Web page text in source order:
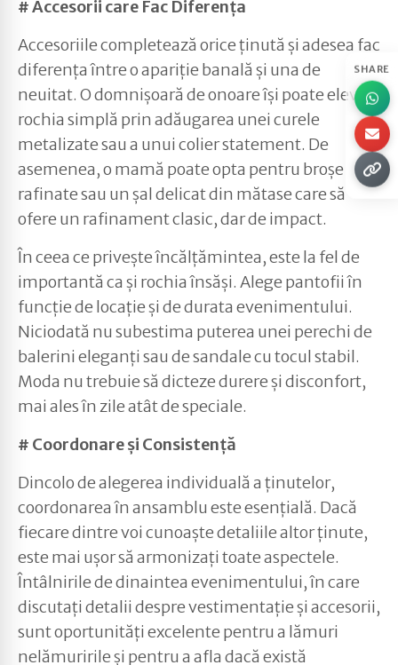
SHARE
# Accesorii care Fac Diferența
Accesoriile completează orice ținută și adesea fac
diferența între o apariție banală și una de
neuitat. O domnișoară de onoare își poate eleva
rochia simplă prin adăugarea unei curele
metalizate sau a unui colier statement. De
asemenea, o mamă poate opta pentru broșe
rafinate sau un șal delicat din mătase care să
ofere un rafinament clasic, dar de impact.
În ceea ce privește încălțămintea, este la fel de
importantă ca și rochia însăși. Alege pantofii în
funcție de locație și de durata evenimentului.
Niciodată nu subestima puterea unei perechi de
balerini eleganți sau de sandale cu tocul stabil.
Moda nu trebuie să dicteze durere și disconfort,
mai ales în zile atât de speciale.
# Coordonare și Consistență
Dincolo de alegerea individuală a ținutelor,
coordonarea în ansamblu este esențială. Dacă
fiecare dintre voi cunoaște detaliile altor ținute,
este mai ușor să armonizați toate aspectele.
Întâlnirile de dinaintea evenimentului, în care
discutați detalii despre vestimentație și accesorii,
sunt oportunități excelente pentru a lămuri
nelămuririle și pentru a afla dacă există